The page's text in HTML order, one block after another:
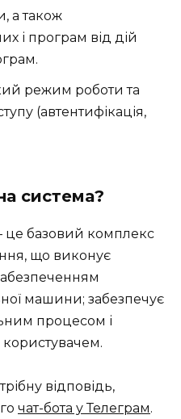
а також
і програм від дій
режим роботи та
(автентифікація,
система?
базовий комплекс
що виконує
машини; забезпечує
процесом і
користувачем.
відповідь,
чат-бота у Телеграм.